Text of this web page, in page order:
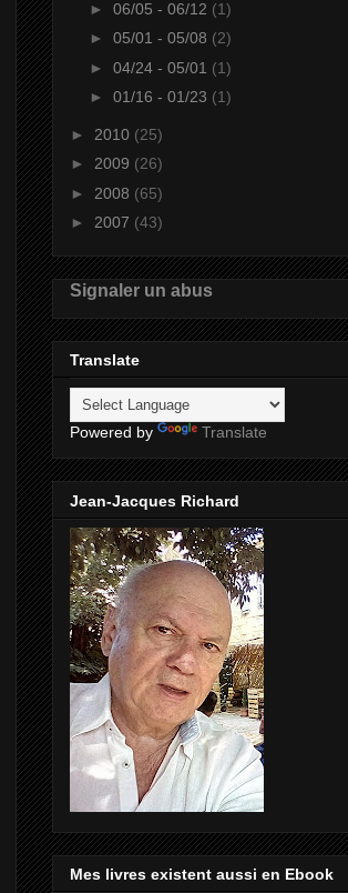
► 06/05 - 06/12 (1)
► 05/01 - 05/08 (2)
► 04/24 - 05/01 (1)
► 01/16 - 01/23 (1)
► 2010 (25)
► 2009 (26)
► 2008 (65)
► 2007 (43)
Signaler un abus
Translate
Powered by Translate
Jean-Jacques Richard
Mes livres existent aussi en Ebook